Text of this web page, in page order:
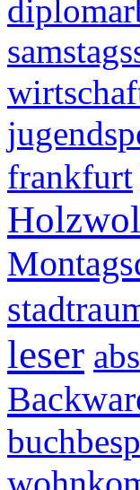
frankfurt
leser